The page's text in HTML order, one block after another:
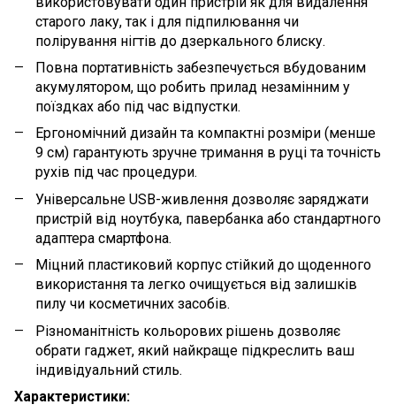
старого лаку, так і для підпилювання чи
полірування нігтів до дзеркального блиску.
Повна портативність забезпечується вбудованим
акумулятором, що робить прилад незамінним у
поїздках або під час відпустки.
Ергономічний дизайн та компактні розміри (менше
9 см) гарантують зручне тримання в руці та точність
рухів під час процедури.
Універсальне USB-живлення дозволяє заряджати
пристрій від ноутбука, павербанка або стандартного
адаптера смартфона.
Міцний пластиковий корпус стійкий до щоденного
використання та легко очищується від залишків
пилу чи косметичних засобів.
Різноманітність кольорових рішень дозволяє
обрати гаджет, який найкраще підкреслить ваш
індивідуальний стиль.
Характеристики: